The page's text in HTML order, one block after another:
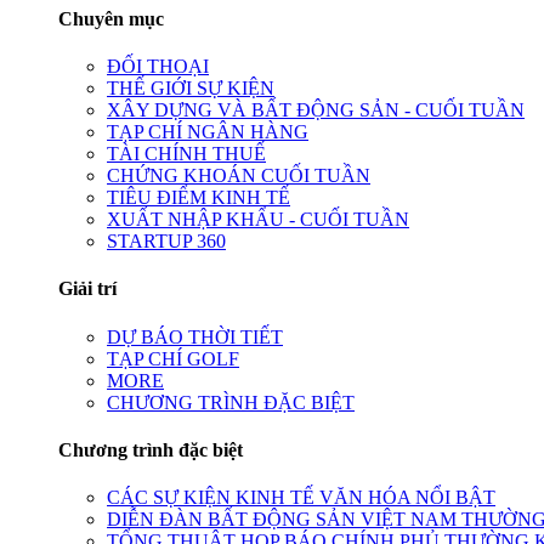
Chuyên mục
ĐỐI THOẠI
THẾ GIỚI SỰ KIỆN
XÂY DỰNG VÀ BẤT ĐỘNG SẢN - CUỐI TUẦN
TẠP CHÍ NGÂN HÀNG
TÀI CHÍNH THUẾ
CHỨNG KHOÁN CUỐI TUẦN
TIÊU ĐIỂM KINH TẾ
XUẤT NHẬP KHẨU - CUỐI TUẦN
STARTUP 360
Giải trí
DỰ BÁO THỜI TIẾT
TẠP CHÍ GOLF
MORE
CHƯƠNG TRÌNH ĐẶC BIỆT
Chương trình đặc biệt
CÁC SỰ KIỆN KINH TẾ VĂN HÓA NỔI BẬT
DIỄN ĐÀN BẤT ĐỘNG SẢN VIỆT NAM